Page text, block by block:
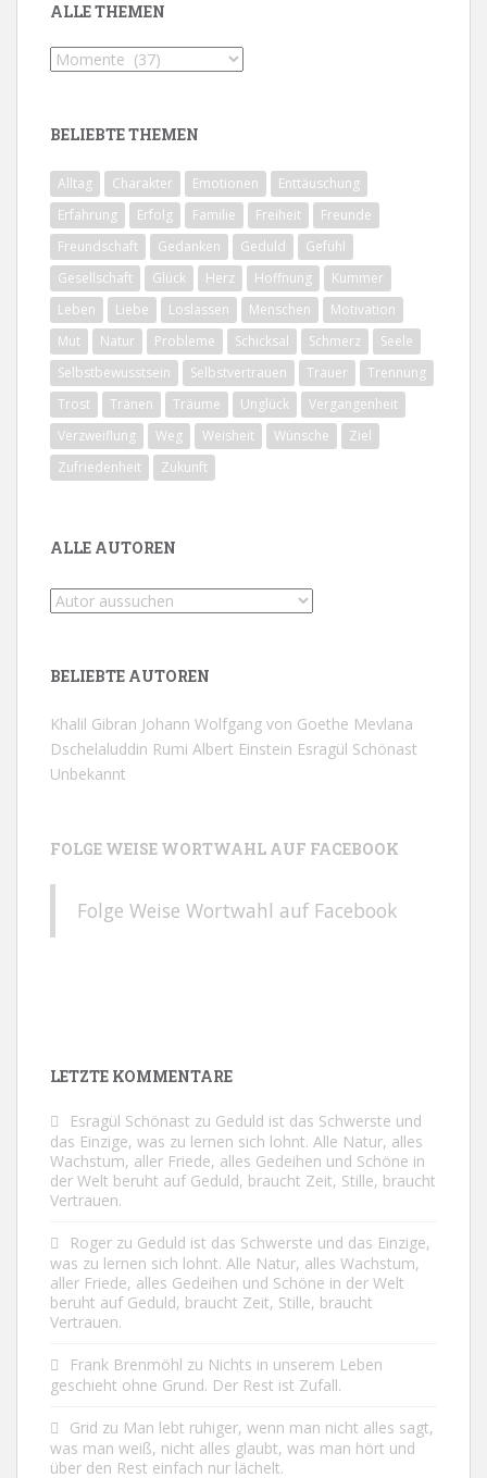
ALLE THEMEN
Alle
BELIEBTE THEMEN
Alltag Charakter Emotionen
Enttäuschung
Erfahrung
Erfolg Familie Freiheit
Freunde
Freundschaft
Gedanken Geduld
Gefühl
Gesellschaft
Glück Herz Hoffnung
Kummer
Leben
Liebe Loslassen Menschen
Motivation
Mut
Natur Probleme Schicksal Schmerz
Seele
Selbstbewusstsein
Selbstvertrauen Trauer
Trennung
Trost
Tränen Träume Unglück
Vergangenheit
Verzweiflung
Weg Weisheit Wünsche
Ziel
Zufriedenheit
Zukunft
ALLE AUTOREN
BELIEBTE AUTOREN
Khalil Gibran Johann Wolfgang von Goethe Mevlana
Dschelaluddin Rumi Albert Einstein Esragül Schönast
Unbekannt
FOLGE WEISE WORTWAHL AUF FACEBOOK
Folge Weise Wortwahl auf Facebook
LETZTE KOMMENTARE
Esragül Schönast zu Geduld ist das Schwerste und
das Einzige, was zu lernen sich lohnt. Alle Natur, alles
Wachstum, aller Friede, alles Gedeihen und Schöne in
der Welt beruht auf Geduld, braucht Zeit, Stille, braucht
Vertrauen.
Roger zu Geduld ist das Schwerste und das Einzige,
was zu lernen sich lohnt. Alle Natur, alles Wachstum,
aller Friede, alles Gedeihen und Schöne in der Welt
beruht auf Geduld, braucht Zeit, Stille, braucht
Vertrauen.
Frank Brenmöhl zu Nichts in unserem Leben
geschieht ohne Grund. Der Rest ist Zufall.
Grid zu Man lebt ruhiger, wenn man nicht alles sagt,
was man weiß, nicht alles glaubt, was man hört und
über den Rest einfach nur lächelt.